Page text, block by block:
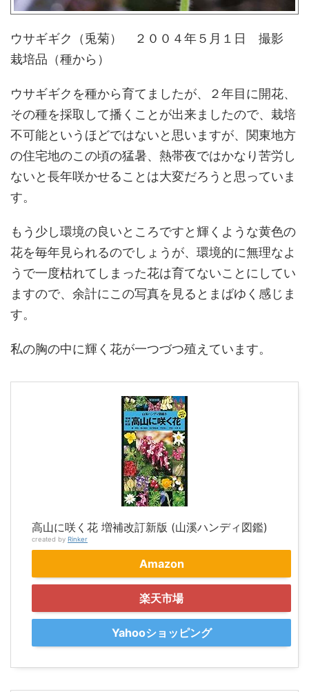
ウサギギク（兎菊） ２００４年５月１日 撮影
栽培品（種から）
ウサギギクを種から育てましたが、２年目に開花、
その種を採取して播くことが出来ましたので、栽培
不可能というほどではないと思いますが、関東地方
の住宅地のこの頃の猛暑、熱帯夜ではかなり苦労し
ないと長年咲かせることは大変だろうと思っていま
す。
もう少し環境の良いところですと輝くような黄色の
花を毎年見られるのでしょうが、環境的に無理なよ
うで一度枯れてしまった花は育てないことにしてい
ますので、余計にこの写真を見るとまばゆく感じま
す。
私の胸の中に輝く花が一つづつ殖えています。
高山に咲く花 増補改訂新版 (山溪ハンディ図鑑)
created by Rinker
Amazon
楽天市場
Yahooショッピング